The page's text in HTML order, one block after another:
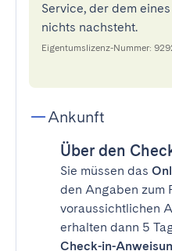
Service, der dem
nichts nachsteht.
Eigentumslizenz-Nummer:
Ankunft
Über den
Sie müssen das
den Angaben zum
voraussichtlichen
erhalten dann 5
Check-in-